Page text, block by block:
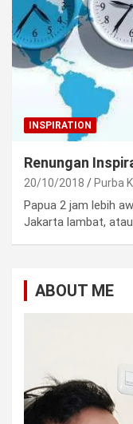
INSPIRATION
Renungan
20/10/2018 Purba
Papua 2 jam lebih
Jakarta lambat,
ABOUT ME